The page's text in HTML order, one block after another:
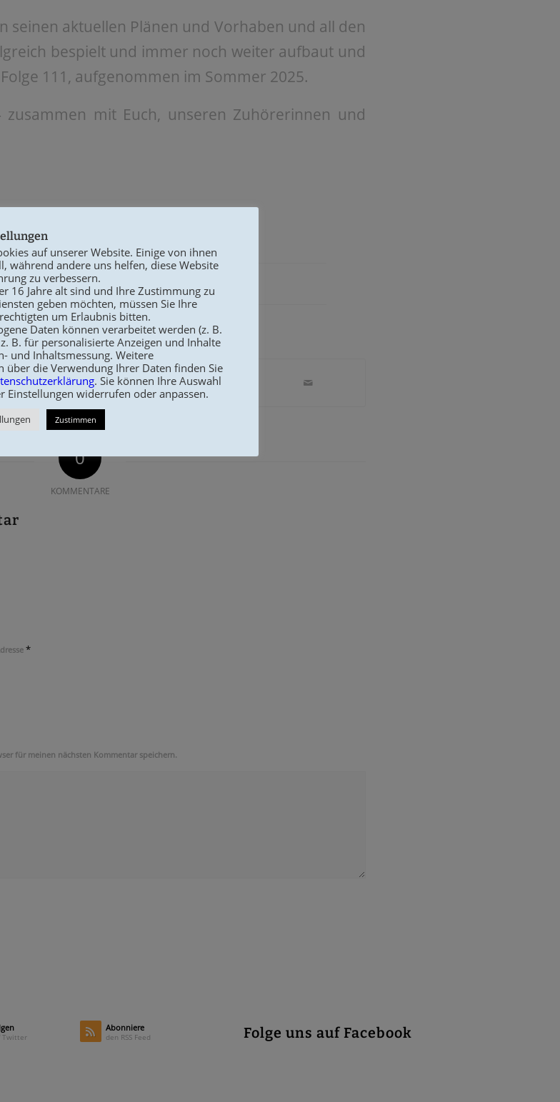
seinen aktuellen Plänen und Vorhaben und all den
bespielt und immer noch weiter aufbaut und
111, aufgenommen im Sommer 2025.
mit Euch, unseren Zuhörerinnen und
/ VON BIRGIT FELDMANN
Eintrag teilen
0
KOMMENTARE
*
für meinen nächsten Kommentar speichern.
Twitter
Abonniere
den RSS Feed Folge uns auf Facebook
auf unserer Website. Einige von ihnen
während andere uns helfen, diese Website
zu verbessern.
16 Jahre alt sind und Ihre Zustimmung zu
geben möchten, müssen Sie Ihre
um Erlaubnis bitten.
Daten können verarbeitet werden (z. B.
z. B. für personalisierte Anzeigen und Inhalte
und Inhaltsmessung. Weitere
über die Verwendung Ihrer Daten finden Sie
. Sie können Ihre Auswahl
Einstellungen widerrufen oder anpassen.
Zustimmen